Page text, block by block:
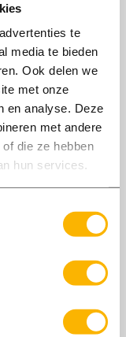
te
media te bieden
Ook delen we
met onze
en analyse. Deze
met andere
die ze hebben
hun services.
slag als
wij
snel en
in de het
branche. We
over de